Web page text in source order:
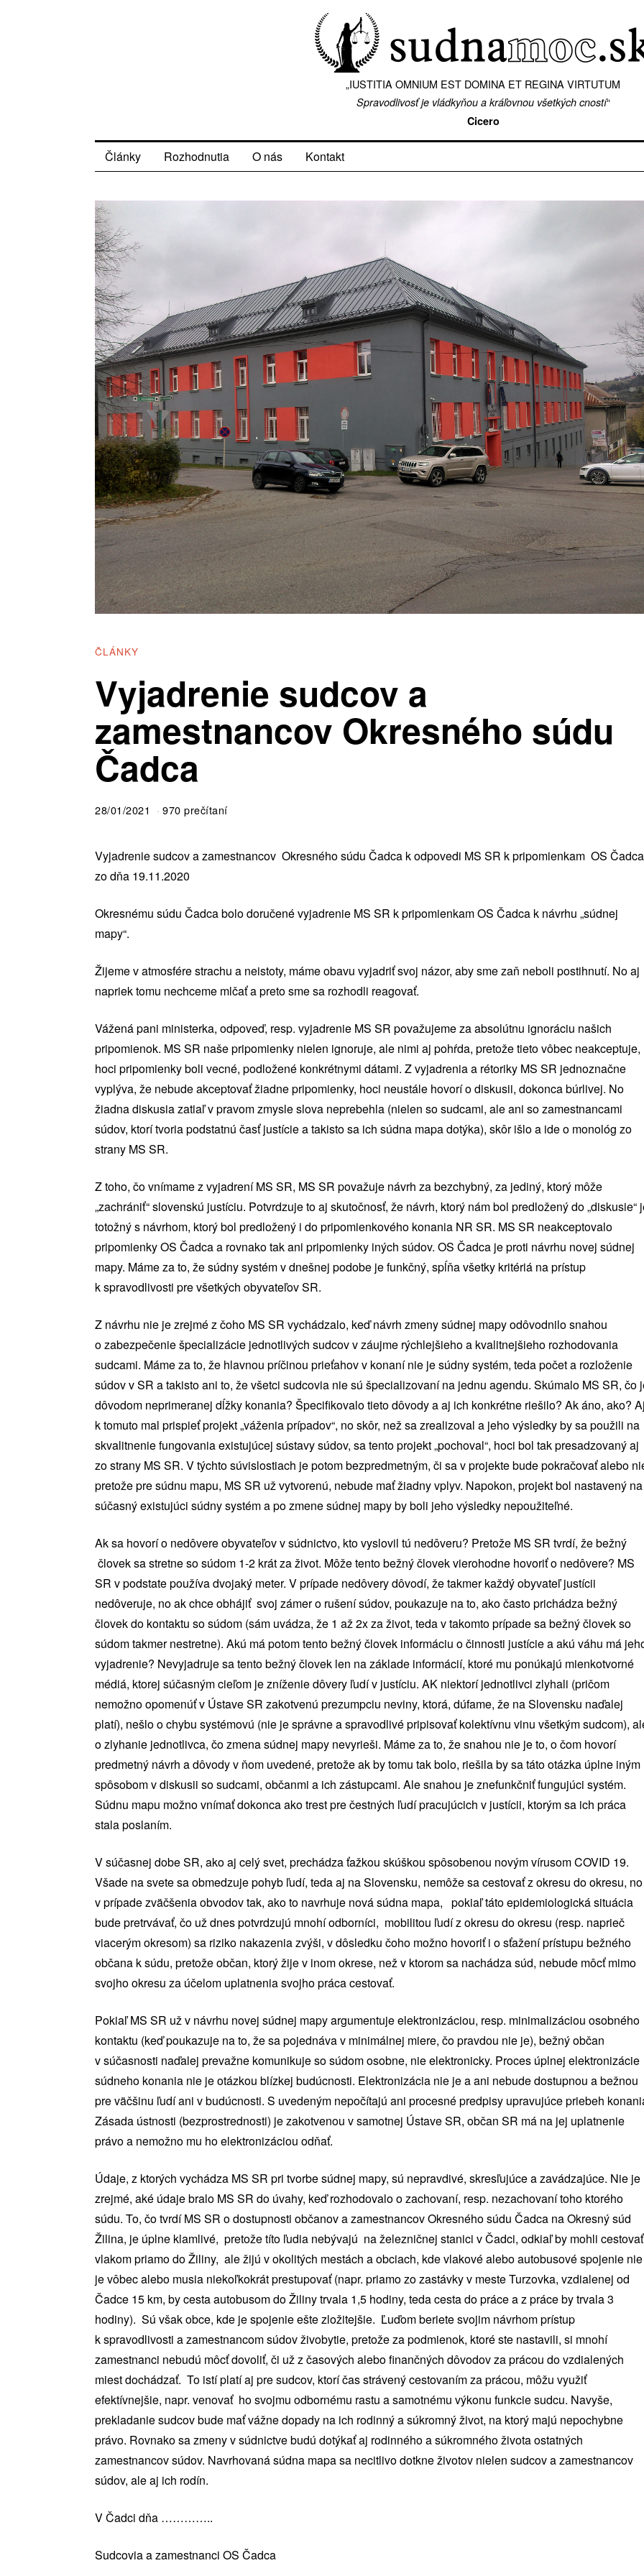
„IUSTITIA OMNIUM EST DOMINA ET REGINA VIRTUTUM
Spravodlivosť je vládkyňou a kráľovnou všetkých cností“
Cicero
Články Rozhodnutia O nás Kontakt
ČLÁNKY
Vyjadrenie sudcov a
zamestnancov Okresného súdu
Čadca
28/01/2021 970 prečítaní
Vyjadrenie sudcov a zamestnancov Okresného súdu Čadca k odpovedi MS SR k pripomienkam OS Čadca
zo dňa 19.11.2020
Okresnému súdu Čadca bolo doručené vyjadrenie MS SR k pripomienkam OS Čadca k návrhu „súdnej
mapy“.
Žijeme v atmosfére strachu a neistoty, máme obavu vyjadriť svoj názor, aby sme zaň neboli postihnutí. No aj
napriek tomu nechceme mlčať a preto sme sa rozhodli reagovať.
Vážená pani ministerka, odpoveď, resp. vyjadrenie MS SR považujeme za absolútnu ignoráciu našich
pripomienok. MS SR naše pripomienky nielen ignoruje, ale nimi aj pohŕda, pretože tieto vôbec neakceptuje,
hoci pripomienky boli vecné, podložené konkrétnymi dátami. Z vyjadrenia a rétoriky MS SR jednoznačne
vyplýva, že nebude akceptovať žiadne pripomienky, hoci neustále hovorí o diskusii, dokonca búrlivej. No
žiadna diskusia zatiaľ v pravom zmysle slova neprebehla (nielen so sudcami, ale ani so zamestnancami
súdov, ktorí tvoria podstatnú časť justície a takisto sa ich súdna mapa dotýka), skôr išlo a ide o monológ zo
strany MS SR.
Z toho, čo vnímame z vyjadrení MS SR, MS SR považuje návrh za bezchybný, za jediný, ktorý môže
„zachrániť“ slovenskú justíciu. Potvrdzuje to aj skutočnosť, že návrh, ktorý nám bol predložený do „diskusie“
totožný s návrhom, ktorý bol predložený i do pripomienkového konania NR SR. MS SR neakceptovalo
pripomienky OS Čadca a rovnako tak ani pripomienky iných súdov. OS Čadca je proti návrhu novej súdnej
mapy. Máme za to, že súdny systém v dnešnej podobe je funkčný, spĺňa všetky kritériá na prístup
k spravodlivosti pre všetkých obyvateľov SR.
Z návrhu nie je zrejmé z čoho MS SR vychádzalo, keď návrh zmeny súdnej mapy odôvodnilo snahou
o zabezpečenie špecializácie jednotlivých sudcov v záujme rýchlejšieho a kvalitnejšieho rozhodovania
sudcami. Máme za to, že hlavnou príčinou prieťahov v konaní nie je súdny systém, teda počet a rozloženie
súdov v SR a takisto ani to, že všetci sudcovia nie sú špecializovaní na jednu agendu. Skúmalo MS SR, čo
dôvodom neprimeranej dĺžky konania? Špecifikovalo tieto dôvody a aj ich konkrétne riešilo? Ak áno, ako?
k tomuto mal prispieť projekt „váženia prípadov“, no skôr, než sa zrealizoval a jeho výsledky by sa použili na
skvalitnenie fungovania existujúcej sústavy súdov, sa tento projekt „pochoval“, hoci bol tak presadzovaný aj
zo strany MS SR. V týchto súvislostiach je potom bezpredmetným, či sa v projekte bude pokračovať alebo
pretože pre súdnu mapu, MS SR už vytvorenú, nebude mať žiadny vplyv. Napokon, projekt bol nastavený na
súčasný existujúci súdny systém a po zmene súdnej mapy by boli jeho výsledky nepoužiteľné.
Ak sa hovorí o nedôvere obyvateľov v súdnictvo, kto vyslovil tú nedôveru? Pretože MS SR tvrdí, že bežný
človek sa stretne so súdom 1-2 krát za život. Môže tento bežný človek vierohodne hovoriť o nedôvere? MS
SR v podstate používa dvojaký meter. V prípade nedôvery dôvodí, že takmer každý obyvateľ justícii
nedôveruje, no ak chce obhájiť svoj zámer o rušení súdov, poukazuje na to, ako často prichádza bežný
človek do kontaktu so súdom (sám uvádza, že 1 až 2x za život, teda v takomto prípade sa bežný človek so
súdom takmer nestretne). Akú má potom tento bežný človek informáciu o činnosti justície a akú váhu má
vyjadrenie? Nevyjadruje sa tento bežný človek len na základe informácií, ktoré mu ponúkajú mienkotvorné
médiá, ktorej súčasným cieľom je zníženie dôvery ľudí v justíciu. AK niektorí jednotlivci zlyhali (pričom
nemožno opomenúť v Ústave SR zakotvenú prezumpciu neviny, ktorá, dúfame, že na Slovensku naďalej
platí), nešlo o chybu systémovú (nie je správne a spravodlivé pripisovať kolektívnu vinu všetkým sudcom),
o zlyhanie jednotlivca, čo zmena súdnej mapy nevyrieši. Máme za to, že snahou nie je to, o čom hovorí
predmetný návrh a dôvody v ňom uvedené, pretože ak by tomu tak bolo, riešila by sa táto otázka úplne iným
spôsobom v diskusii so sudcami, občanmi a ich zástupcami. Ale snahou je znefunkčniť fungujúci systém.
Súdnu mapu možno vnímať dokonca ako trest pre čestných ľudí pracujúcich v justícii, ktorým sa ich práca
stala poslaním.
V súčasnej dobe SR, ako aj celý svet, prechádza ťažkou skúškou spôsobenou novým vírusom COVID 19.
Všade na svete sa obmedzuje pohyb ľudí, teda aj na Slovensku, nemôže sa cestovať z okresu do okresu, no
v prípade zväčšenia obvodov tak, ako to navrhuje nová súdna mapa, pokiaľ táto epidemiologická situácia
bude pretrvávať, čo už dnes potvrdzujú mnohí odborníci, mobilitou ľudí z okresu do okresu (resp. naprieč
viacerým okresom) sa riziko nakazenia zvýši, v dôsledku čoho možno hovoriť i o sťažení prístupu bežného
občana k súdu, pretože občan, ktorý žije v inom okrese, než v ktorom sa nachádza súd, nebude môcť mimo
svojho okresu za účelom uplatnenia svojho práca cestovať.
Pokiaľ MS SR už v návrhu novej súdnej mapy argumentuje elektronizáciou, resp. minimalizáciou osobného
kontaktu (keď poukazuje na to, že sa pojednáva v minimálnej miere, čo pravdou nie je), bežný občan
v súčasnosti naďalej prevažne komunikuje so súdom osobne, nie elektronicky. Proces úplnej elektronizácie
súdneho konania nie je otázkou blízkej budúcnosti. Elektronizácia nie je a ani nebude dostupnou a bežnou
pre väčšinu ľudí ani v budúcnosti. S uvedeným nepočítajú ani procesné predpisy upravujúce priebeh
Zásada ústnosti (bezprostrednosti) je zakotvenou v samotnej Ústave SR, občan SR má na jej uplatnenie
právo a nemožno mu ho elektronizáciou odňať.
Údaje, z ktorých vychádza MS SR pri tvorbe súdnej mapy, sú nepravdivé, skresľujúce a zavádzajúce. Nie je
zrejmé, aké údaje bralo MS SR do úvahy, keď rozhodovalo o zachovaní, resp. nezachovaní toho ktorého
súdu. To, čo tvrdí MS SR o dostupnosti občanov a zamestnancov Okresného súdu Čadca na Okresný súd
Žilina, je úplne klamlivé, pretože títo ľudia nebývajú na železničnej stanici v Čadci, odkiaľ by mohli cestovať
vlakom priamo do Žiliny, ale žijú v okolitých mestách a obciach, kde vlakové alebo autobusové spojenie nie
je vôbec alebo musia niekoľkokrát prestupovať (napr. priamo zo zastávky v meste Turzovka, vzdialenej od
Čadce 15 km, by cesta autobusom do Žiliny trvala 1,5 hodiny, teda cesta do práce a z práce by trvala 3
hodiny). Sú však obce, kde je spojenie ešte zložitejšie. Ľuďom beriete svojim návrhom prístup
k spravodlivosti a zamestnancom súdov živobytie, pretože za podmienok, ktoré ste nastavili, si mnohí
zamestnanci nebudú môcť dovoliť, či už z časových alebo finančných dôvodov za prácou do vzdialených
miest dochádzať. To istí platí aj pre sudcov, ktorí čas strávený cestovaním za prácou, môžu využiť
efektívnejšie, napr. venovať ho svojmu odbornému rastu a samotnému výkonu funkcie sudcu. Navyše,
prekladanie sudcov bude mať vážne dopady na ich rodinný a súkromný život, na ktorý majú nepochybne
právo. Rovnako sa zmeny v súdnictve budú dotýkať aj rodinného a súkromného života ostatných
zamestnancov súdov. Navrhovaná súdna mapa sa necitlivo dotkne životov nielen sudcov a zamestnancov
súdov, ale aj ich rodín.
V Čadci dňa …………..
Sudcovia a zamestnanci OS Čadca